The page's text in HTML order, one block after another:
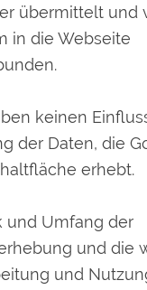
übermittelt und
in die Webseite
keinen
der Daten, die
erhebt.
und Umfang der
und die
und